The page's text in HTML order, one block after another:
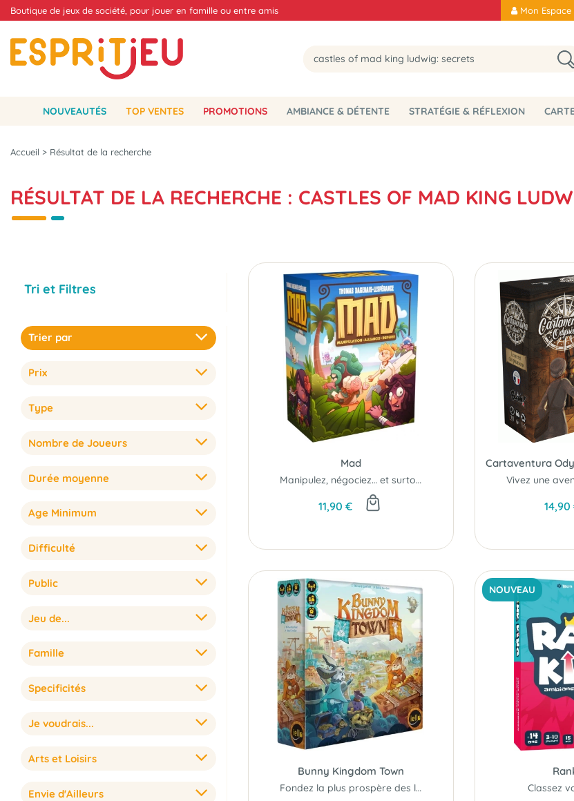
Boutique de jeux de société, pour jouer en famille ou entre amis Mon Espace
NOUVEAUTÉS TOP VENTES PROMOTIONS AMBIANCE & DÉTENTE STRATÉGIE & RÉFLEXION
Accueil > Résultat de la recherche
RÉSULTAT DE LA RECHERCHE : CASTLES OF MAD KING
Tri et Filtres
Trier par
Prix
Type
Nombre de Joueurs
Durée moyenne
Age Minimum
Difficulté
Public
Jeu de...
Famille
Specificités
Je voudrais...
Arts et Loisirs
Envie d'Ailleurs
Mad
Manipulez, négociez… et surtout : trahissez au bon moment.
11,90 € 14,90
Bunny Kingdom Town
Fondez la plus prospère des lapinopoles !
NOUVEAU
Classez